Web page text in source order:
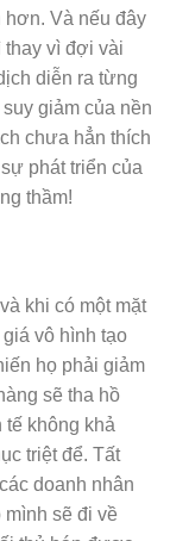
hơn. Và nếu đây
thay vì đợi vài
diễn ra từng
giảm của nền
chưa hẳn thích
phát triển của
thầm!
khi có một mặt
vô hình tạo
họ phải giảm
sẽ tha hồ
tế không khả
triệt để. Tất
doanh nhân
sẽ đi về